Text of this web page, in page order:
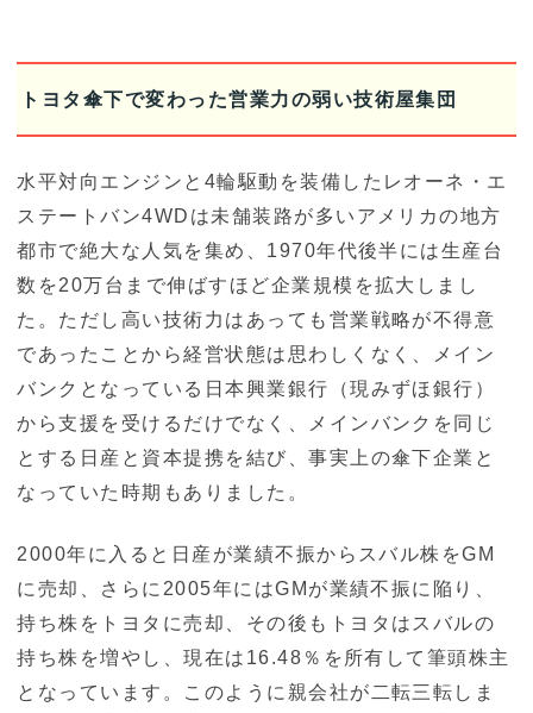
トヨタ傘下で変わった営業力の弱い技術屋集団
水平対向エンジンと4輪駆動を装備したレオーネ・エ
ステートバン4WDは未舗装路が多いアメリカの地方
都市で絶大な人気を集め、1970年代後半には生産台
数を20万台まで伸ばすほど企業規模を拡大しまし
た。ただし高い技術力はあっても営業戦略が不得意
であったことから経営状態は思わしくなく、メイン
バンクとなっている日本興業銀行（現みずほ銀行）
から支援を受けるだけでなく、メインバンクを同じ
とする日産と資本提携を結び、事実上の傘下企業と
なっていた時期もありました。
2000年に入ると日産が業績不振からスバル株をGM
に売却、さらに2005年にはGMが業績不振に陥り、
持ち株をトヨタに売却、その後もトヨタはスバルの
持ち株を増やし、現在は16.48％を所有して筆頭株主
となっています。このように親会社が二転三転しま